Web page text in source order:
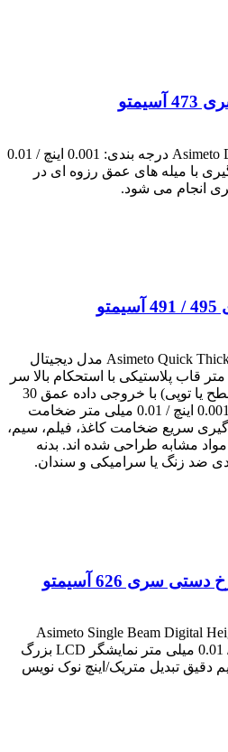
Asimeto Dial Depth Gauges Series 473 درجه بندی: 0.001 اینچ / 0.01
با میله های عمق رزوه ای در
Asimeto Quick Thickness Gauges Series 495 / 491 مدل دیجیتال
اینچ / 0.01 میلی متر قاب پلاستیکی با استحکام بالا سر
اندازه گیری قابل تعویض (مسطح یا توپی) با خروجی داده عمق 30
میلی متر مدل ساعتی دقت: 0.001 اینچ / 0.01 میلی متر ضخامت
سریع ضخامت کاغذ، فیلم، سیم،
مشابه طراحی شده اند. بدنه
ضد زنگ یا سرامیکی و سندان.
سری 626 آسیمتو
Asimeto Single Beam Digital
Series 626 دقت: 0.0005 اینچ / 0.01 میلی متر نمایشگر LCD بزرگ
تبدیل متریک/اینچ نوک نویس